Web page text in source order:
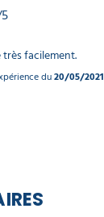
5
facilement.
du20/05/2021